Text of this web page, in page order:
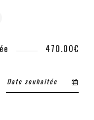
470.00€